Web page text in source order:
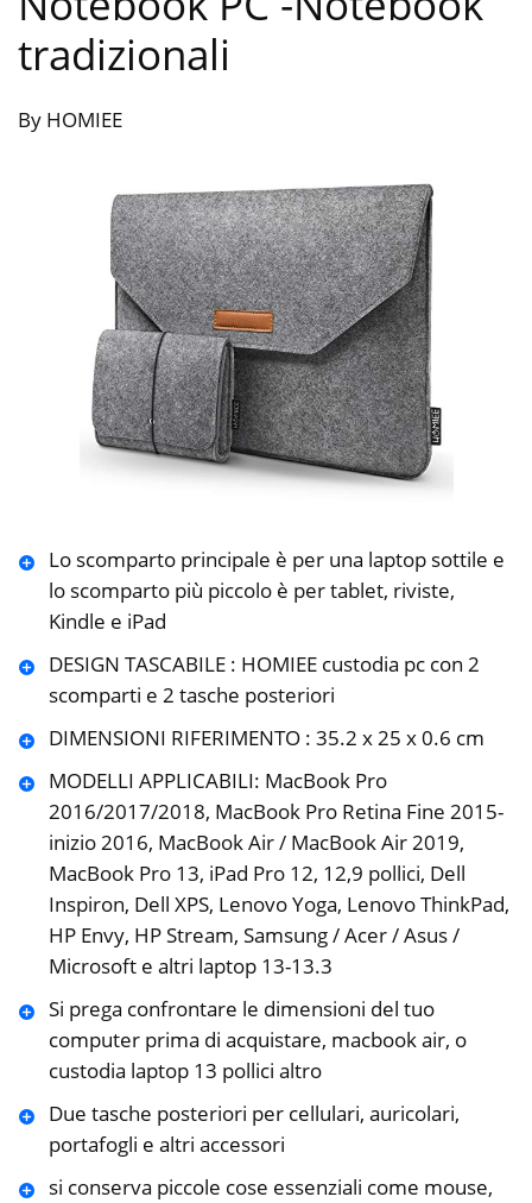
tradizionali
By HOMIEE
Lo scomparto principale è per una laptop sottile e
lo scomparto più piccolo è per tablet, riviste,
Kindle e iPad
DESIGN TASCABILE : HOMIEE custodia pc con 2
scomparti e 2 tasche posteriori
DIMENSIONI RIFERIMENTO : 35.2 x 25 x 0.6 cm
MODELLI APPLICABILI: MacBook Pro
2016/2017/2018, MacBook Pro Retina Fine 2015-
inizio 2016, MacBook Air / MacBook Air 2019,
MacBook Pro 13, iPad Pro 12, 12,9 pollici, Dell
Inspiron, Dell XPS, Lenovo Yoga, Lenovo ThinkPad,
HP Envy, HP Stream, Samsung / Acer / Asus /
Microsoft e altri laptop 13-13.3
Si prega confrontare le dimensioni del tuo
computer prima di acquistare, macbook air, o
custodia laptop 13 pollici altro
Due tasche posteriori per cellulari, auricolari,
portafogli e altri accessori
si conserva piccole cose essenziali come mouse,